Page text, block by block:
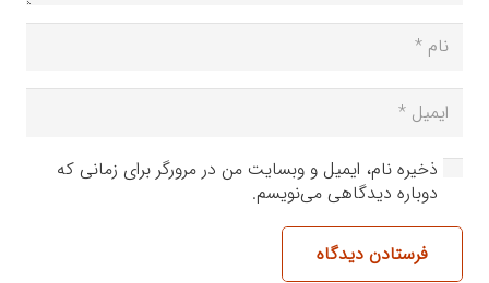
ذخیره نام، ایمیل و وبسایت من در مرورگر برای زمانی که
دوباره دیدگاهی می‌نویسم.
فرستادن دیدگاه